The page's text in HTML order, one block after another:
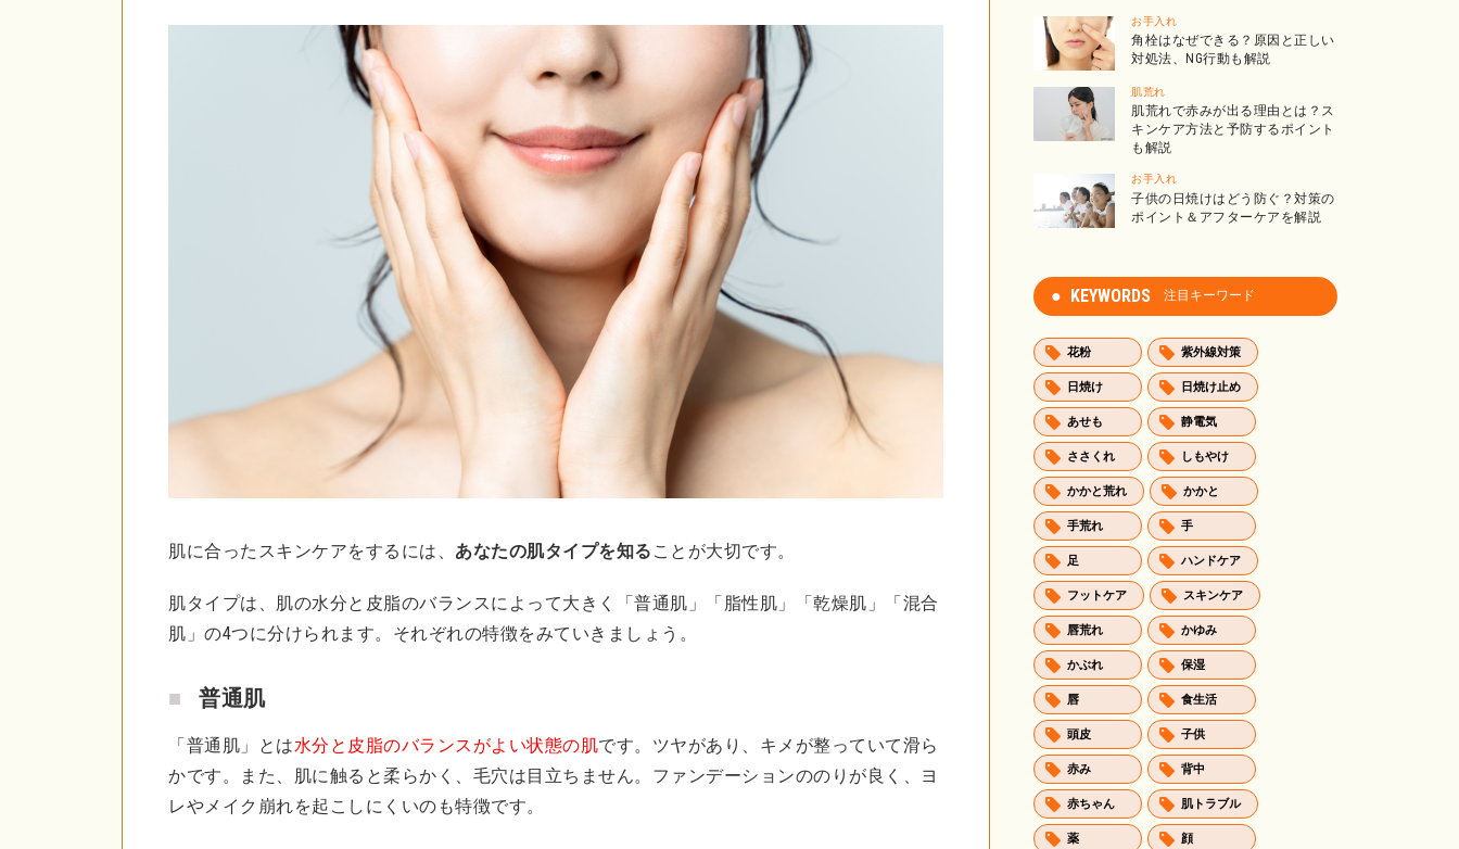
肌に合ったスキンケアをするには、 あなたの肌タイプを知る ことが大切です。
肌タイプは、肌の水分と皮脂のバランスによって大きく「普通肌」「脂性肌」「乾燥肌」「混合
肌」の4つに分けられます。それぞれの特徴をみていきましょう。
普通肌
「普通肌」とは水分と皮脂のバランスがよい状態の肌です。ツヤがあり、キメが整っていて滑ら
かです。また、肌に触ると柔らかく、毛穴は目立ちません。ファンデーションののりが良く、ヨ
レやメイク崩れを起こしにくいのも特徴です。
お手入れ
角栓はなぜできる？原因と正しい
対処法、NG行動も解説
肌荒れ
肌荒れで赤みが出る理由とは？ス
キンケア方法と予防するポイント
も解説
お手入れ
子供の日焼けはどう防ぐ？対策の
ポイント＆アフターケアを解説
KEYWORDS 注目キーワード
花粉 紫外線対策
日焼け 日焼け止め
あせも 静電気
ささくれ しもやけ
かかと荒れ かかと
手荒れ 手
足 ハンドケア
フットケア スキンケア
唇荒れ かゆみ
かぶれ 保湿
唇 食生活
頭皮 子供
赤み 背中
赤ちゃん 肌トラブル
薬 顔